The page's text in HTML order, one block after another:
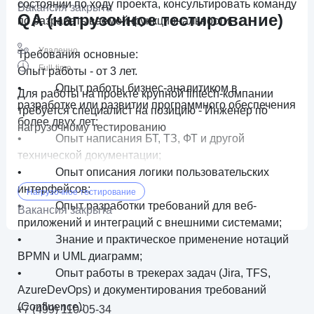
Вакансия закрыта
состоянии по ходу проекта, консультировать команду
по разрабатываемой функциональности.
Требования основные:
Опыт работы - от 3 лет.
• Опыт работы бизнес-аналитиком в
разработке или развитии программного обеспечения
более двух лет;
• Опыт написания БТ, ТЗ, ФТ и другой
технической документации;
• Опыт описания логики пользовательских
интерфейсов;
• Опыт разработки требований для веб-
приложений и интеграций с внешними системами;
• Знание и практическое применение нотаций
BPMN и UML диаграмм;
• Опыт работы в трекерах задач (Jira, TFS,
AzureDevOps) и документирования требований
(Confluence);
QA (нагрузочное тестирование)
Удаленно
Full-time
Для работы на проекте крупной fintech-компании
требуется специалист на позицию - Инженер по
нагрузочному тестированию
Нагрузочное тестирование
Вакансия закрыта
+7 (499) 110-05-34